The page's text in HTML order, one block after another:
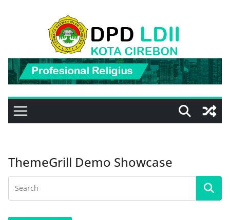
ThemeGrill Demo Showcase